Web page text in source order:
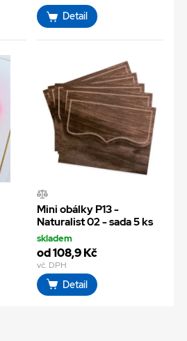
Detail
Mini obálky P13 -
Naturalist 02 - sada 5 ks
skladem
od 108,9 Kč
vč. DPH
Detail